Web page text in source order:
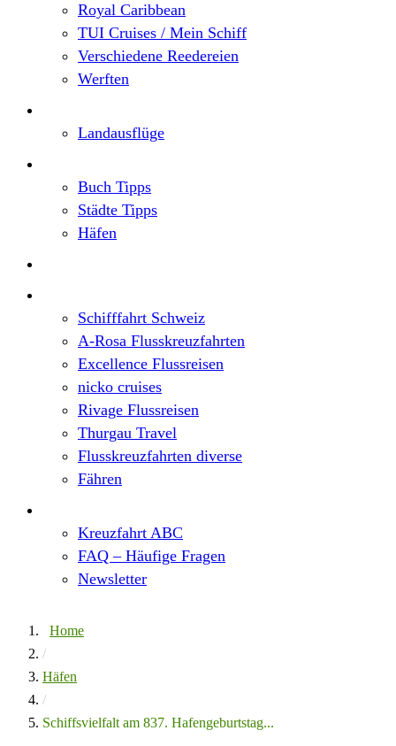
Royal Caribbean
TUI Cruises / Mein Schiff
Verschiedene Reedereien
Werften
Landausflüge
Buch Tipps
Städte Tipps
Häfen
Schifffahrt Schweiz
A-Rosa Flusskreuzfahrten
Excellence Flussreisen
nicko cruises
Rivage Flussreisen
Thurgau Travel
Flusskreuzfahrten diverse
Fähren
Kreuzfahrt ABC
FAQ – Häufige Fragen
Newsletter
Home
/
Häfen
/
Schiffsvielfalt am 837. Hafengeburtstag...